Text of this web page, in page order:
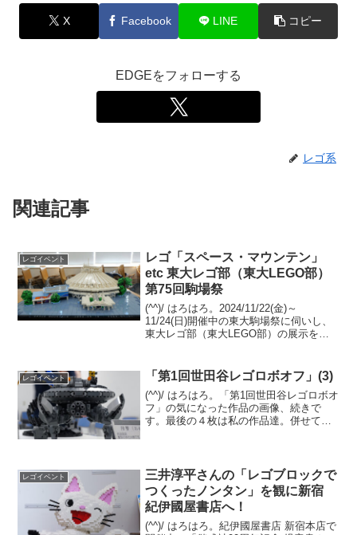
X Facebook LINE コピー
EDGEをフォローする
レゴ系
関連記事
レゴイベント
レゴ「スペース・マウンテン」
etc 東大レゴ部（東大LEGO部）
第75回駒場祭
(^^)/ はろはろ。2024/11/22(金)～
11/24(日)開催中の東大駒場祭に伺いし、
東大レゴ部（東大LEGO部）の展示を観
「スペース・マウンテン」、「Welc...
レゴイベント 「第1回世田谷レゴロボオフ」(3)
(^^)/ はろはろ。「第1回世田谷レゴロボオ
フ」の気になった作品の画像、続きで
す。最後の４枚は私の作品達。併せて、
レゴイベント
三井淳平さんの「レゴブロックで
つくったノンタン」を観に新宿
紀伊國屋書店へ！
(^^)/ はろはろ。紀伊國屋書店 新宿本店で